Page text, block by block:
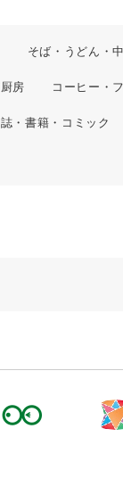
そば・うどん・
房 コーヒー・
・書籍・コミック